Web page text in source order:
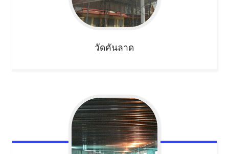
วัดคันลาด